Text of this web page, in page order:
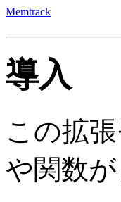
Memtrack
導入
この拡
や関数